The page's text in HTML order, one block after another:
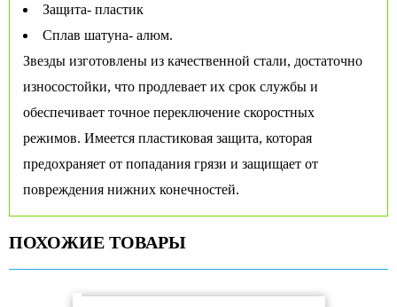
Защита- пластик
Сплав шатуна- алюм.
Звезды изготовлены из качественной стали, достаточно
износостойки, что продлевает их срок службы и
обеспечивает точное переключение скоростных
режимов. Имеется пластиковая защита, которая
предохраняет от попадания грязи и защищает от
повреждения нижних конечностей.
ПОХОЖИЕ ТОВАРЫ